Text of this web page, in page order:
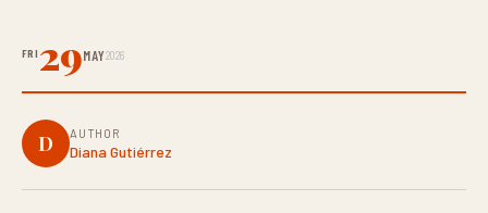
FRI 29MAY2026
D AUTHOR
Diana Gutiérrez